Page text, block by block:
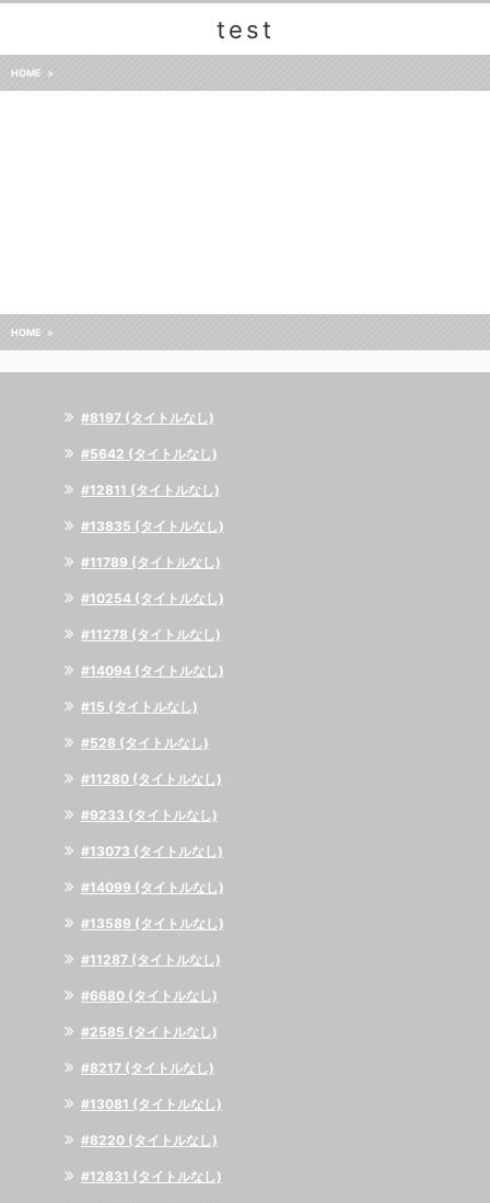
test
HOME
HOME
#8197 (タイトルなし)
#5642 (タイトルなし)
#12811 (タイトルなし)
#13835 (タイトルなし)
#11789 (タイトルなし)
#10254 (タイトルなし)
#11278 (タイトルなし)
#14094 (タイトルなし)
#15 (タイトルなし)
#528 (タイトルなし)
#11280 (タイトルなし)
#9233 (タイトルなし)
#13073 (タイトルなし)
#14099 (タイトルなし)
#13589 (タイトルなし)
#11287 (タイトルなし)
#6680 (タイトルなし)
#2585 (タイトルなし)
#8217 (タイトルなし)
#13081 (タイトルなし)
#8220 (タイトルなし)
#12831 (タイトルなし)